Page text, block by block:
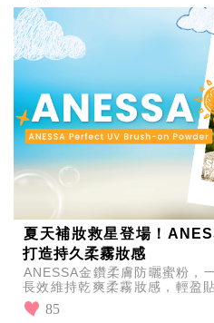
夏天補妝救星登場！
打造持久柔霧妝感
ANESSA金鑽柔膚防曬蜜粉，
長效維持乾爽柔霧妝感，輕盈
出油環境下依然穩定服貼，一
85